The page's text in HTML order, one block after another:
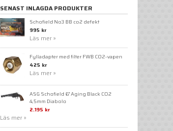
SENAST INLAGDA PRODUKTER
Schofield No3 BB co2 defekt
995 kr
Läs mer »
Fylladapter med filter FWB CO2-vapen
425 kr
Läs mer »
ASG Schofield 6" Aging Black CO2
4,5mm Diabolo
2.195 kr
Läs mer »